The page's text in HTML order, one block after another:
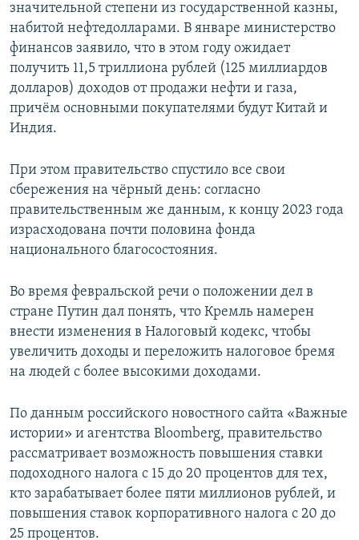
значительной степени из государственной казны,
набитой нефтедолларами. В январе министерство
финансов заявило, что в этом году ожидает
получить 11,5 триллиона рублей (125 миллиардов
долларов) доходов от продажи нефти и газа,
причём основными покупателями будут Китай и
Индия.
При этом правительство спустило все свои
сбережения на чёрный день: согласно
правительственным же данным, к концу 2023 года
израсходована почти половина фонда
национального благосостояния.
Во время февральской речи о положении дел в
стране Путин дал понять, что Кремль намерен
внести изменения в Налоговый кодекс, чтобы
увеличить доходы и переложить налоговое бремя
на людей с более высокими доходами.
По данным российского новостного сайта «Важные
истории» и агентства Bloomberg, правительство
рассматривает возможность повышения ставки
подоходного налога с 15 до 20 процентов для тех,
кто зарабатывает более пяти миллионов рублей, и
повышения ставок корпоративного налога с 20 до
25 процентов.